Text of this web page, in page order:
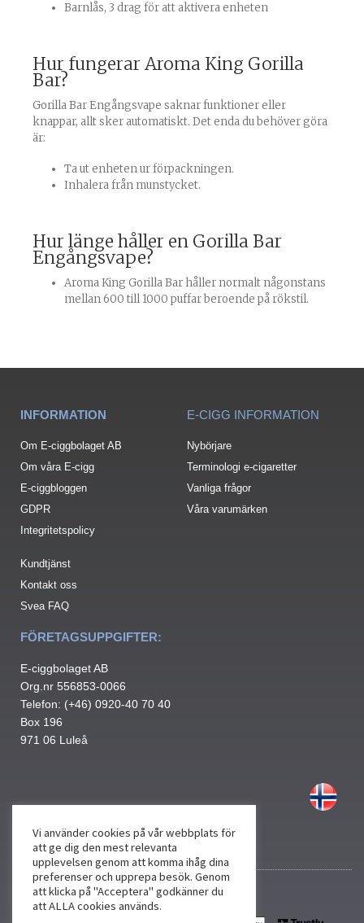
Barnlås, 3 drag för att aktivera enheten
Hur fungerar Aroma King Gorilla
Bar?
Gorilla Bar Engångsvape saknar funktioner eller
knappar, allt sker automatiskt. Det enda du behöver göra
är:
Ta ut enheten ur förpackningen.
Inhalera från munstycket.
Hur länge håller en Gorilla Bar
Engångsvape?
Aroma King Gorilla Bar håller normalt någonstans
mellan 600 till 1000 puffar beroende på rökstil.
INFORMATION
Om E-ciggbolaget AB
Om våra E-cigg
E-ciggbloggen
GDPR
Integritetspolicy
Kundtjänst
Kontakt oss
Svea FAQ
E-CIGG INFORMATION
Nybörjare
Terminologi e-cigaretter
Vanliga frågor
Våra varumärken
FÖRETAGSUPPGIFTER:
E-ciggbolaget AB
Org.nr 556853-0066
Telefon: (+46) 0920-40 70 40
Box 196
971 06 Luleå
Vi använder cookies på vår webbplats för
att ge dig den mest relevanta
upplevelsen genom att komma ihåg dina
preferenser och upprepa besök. Genom
att klicka på "Acceptera" godkänner du
att ALLA cookies används.